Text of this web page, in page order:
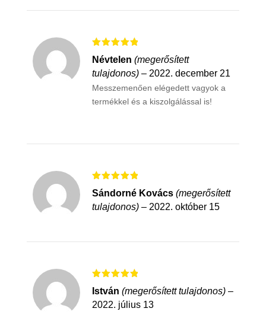
Értékelés:
5/ 5
Névtelen (megerősített
tulajdonos) – 2022. december 21
Messzemenően elégedett vagyok a
termékkel és a kiszolgálással is!
Értékelés:
5/ 5
Sándorné Kovács (megerősített
tulajdonos) – 2022. október 15
Értékelés:
5/ 5
István (megerősített tulajdonos) –
2022. július 13